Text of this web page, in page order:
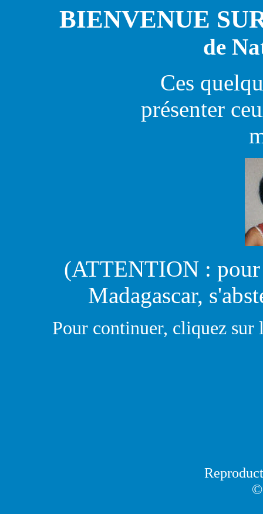
BIENVENUE
de
Ces
présenter
(ATTENTION : pour
Madagascar,
Pour continuer, cliquez sur
©